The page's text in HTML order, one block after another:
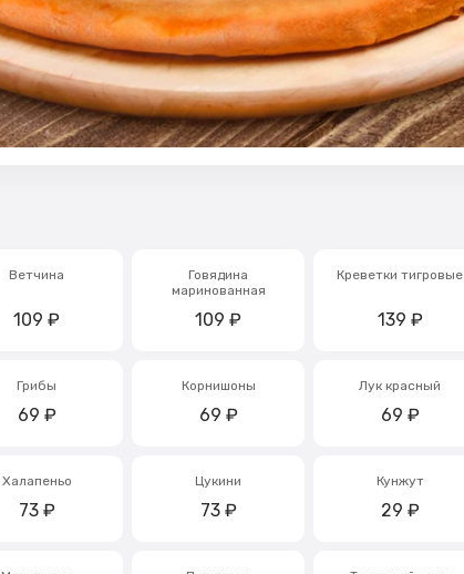
Ветчина
109 ₽
Говядина
маринованная
109 ₽
Креветки тигровые
139 ₽
Грибы
69 ₽
Корнишоны
69 ₽
Лук красный
69 ₽
Халапеньо
73 ₽
Цукини
73 ₽
Кунжут
29 ₽